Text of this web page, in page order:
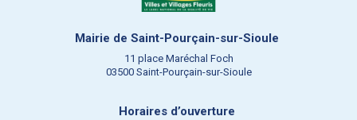
Mairie de Saint-Pourçain-sur-Sioule
11 place Maréchal Foch
03500 Saint-Pourçain-sur-Sioule
Horaires d’ouverture